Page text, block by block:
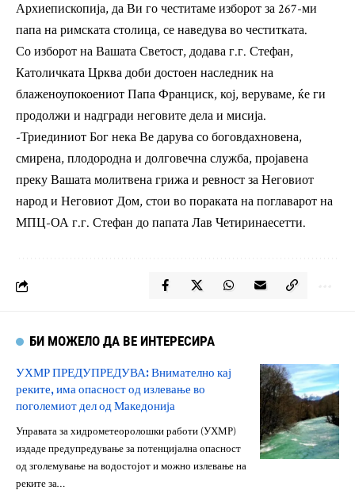
Архиепископија, да Ви го честитаме изборот за 267-ми
папа на римската столица, се наведува во честитката.
Со изборот на Вашата Светост, додава г.г. Стефан,
Католичката Црква доби достоен наследник на
блаженоупокоениот Папа Франциск, кој, веруваме, ќе ги
продолжи и надгради неговите дела и мисија.
-Триединиот Бог нека Ве дарува со боговдахновена,
смирена, плодородна и долговечна служба, пројавена
преку Вашата молитвена грижа и ревност за Неговиот
народ и Неговиот Дом, стои во пораката на поглаварот на
МПЦ-ОА г.г. Стефан до папата Лав Четиринаесетти.
БИ МОЖЕЛО ДА ВЕ ИНТЕРЕСИРА
УХМР ПРЕДУПРЕДУВА: Внимателно кај
реките, има опасност од излевање во
поголемиот дел од Македонија
Управата за хидрометеоролошки работи (УХМР)
издаде предупредување за потенцијална опасност
од зголемување на водостојот и можно излевање на
реките за…